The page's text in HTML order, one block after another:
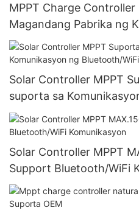
MPPT Charge Controller
Magandang Pabrika ng
Solar Controller MPPT
suporta sa
Solar Controller MPPT
Support Bluetooth/WiFi